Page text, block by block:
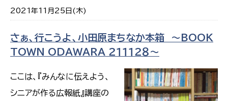
2021年11月25日(木)
さぁ、行こうよ、小田原まちなか本箱 〜BOOK
TOWN ODAWARA ２１１１２８〜
ここは、『みんなに伝えよう、
シニアが作る広報紙』講座の